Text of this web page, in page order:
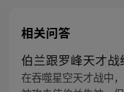
相关问答
伯兰跟罗峰天才战
在吞噬星空天才战中